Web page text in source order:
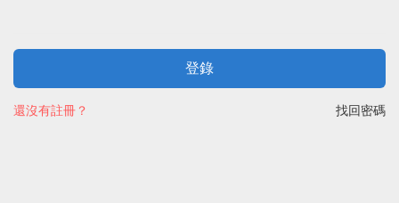
登錄
找回密碼
還沒有註冊？